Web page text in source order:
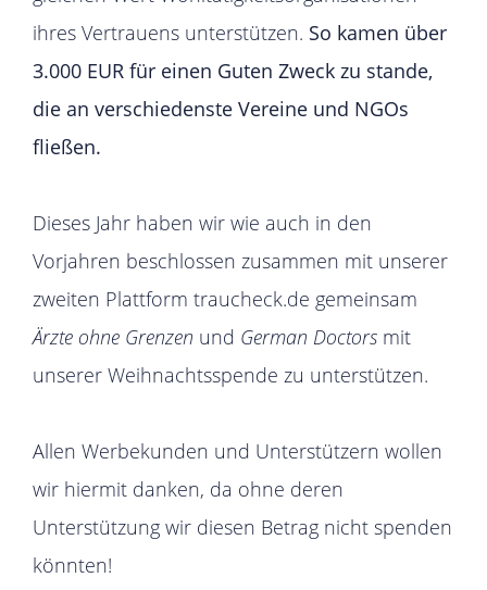
ihres Vertrauens unterstützen. So kamen über
3.000 EUR für einen Guten Zweck zu stande,
die an verschiedenste Vereine und NGOs
fließen.
Dieses Jahr haben wir wie auch in den
Vorjahren beschlossen zusammen mit unserer
zweiten Plattform traucheck.de gemeinsam
Ärzte ohne Grenzen und German Doctors mit
unserer Weihnachtsspende zu unterstützen.
Allen Werbekunden und Unterstützern wollen
wir hiermit danken, da ohne deren
Unterstützung wir diesen Betrag nicht spenden
könnten!